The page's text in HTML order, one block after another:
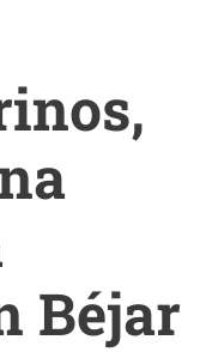
Béjar